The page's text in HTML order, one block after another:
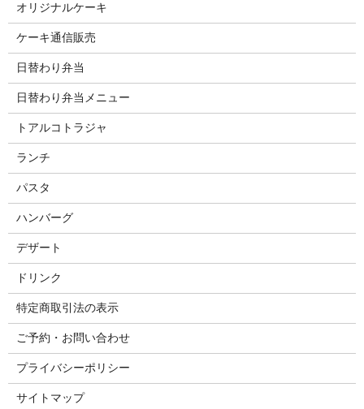
オリジナルケーキ
ケーキ通信販売
日替わり弁当
日替わり弁当メニュー
トアルコトラジャ
ランチ
パスタ
ハンバーグ
デザート
ドリンク
特定商取引法の表示
ご予約・お問い合わせ
プライバシーポリシー
サイトマップ